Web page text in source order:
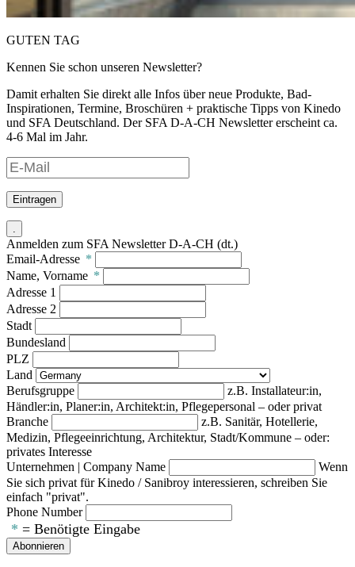
GUTEN TAG
Kennen Sie schon unseren Newsletter?
Damit erhalten Sie direkt alle Infos über neue Produkte, Bad-
Inspirationen, Termine, Broschüren + praktische Tipps von Kinedo
und SFA Deutschland. Der SFA D-A-CH Newsletter erscheint ca.
4-6 Mal im Jahr.
Eintragen
.
Anmelden zum SFA Newsletter D-A-CH (dt.)
Email-Adresse *
Name, Vorname *
Adresse 1
Adresse 2
Stadt
Bundesland
PLZ
Land
Berufsgruppe
z.B. Installateur:in,
Händler:in, Planer:in, Architekt:in, Pflegepersonal – oder privat
Branche
z.B. Sanitär, Hotellerie,
Medizin, Pflegeeinrichtung, Architektur, Stadt/Kommune – oder:
privates Interesse
Unternehmen | Company Name
Wenn
Sie sich privat für Kinedo / Sanibroy interessieren, schreiben Sie
einfach "privat".
Phone Number
* = Benötigte Eingabe